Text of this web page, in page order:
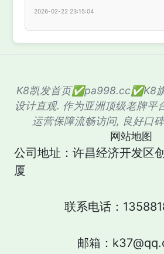
2026-02-22 23:15:04
K8凯发首页✅pa998.cc✅K8
设计直观. 作为亚洲顶级老牌平
运营保障流畅访问, 良好口
网站地图
公司地址：许昌经济开发区
厦
联系电话：
邮箱：